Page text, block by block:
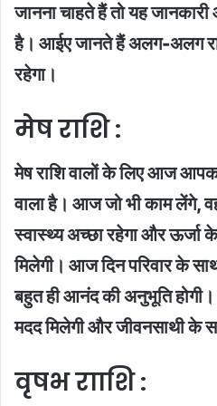
जानना चाहते हैं तो यह
है। आईए जानते हैं अलग-अलग
रहेगा।
मेष राशि :
मेष राशि वालों के लिए आज
वाला है। आज जो भी काम लेंगे,
स्वास्थ्य अच्छा रहेगा और ऊर्जा
मिलेगी। आज दिन परिवार के
बहुत ही आनंद की अनुभूति होगी।
मदद मिलेगी और जीवनसाथी के
वृषभ रााशि :